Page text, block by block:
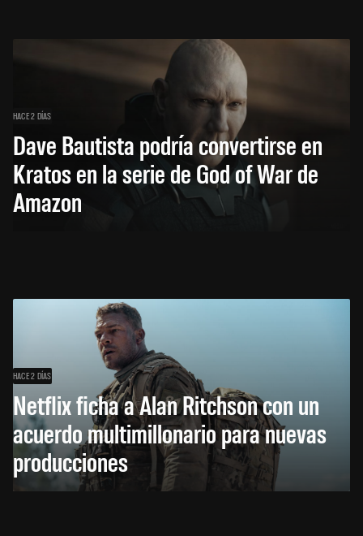
HACE 2 DÍAS
Dave Bautista podría convertirse en
Kratos en la serie de God of War de
Amazon
HACE 2 DÍAS
Netflix ficha a Alan Ritchson con un
acuerdo multimillonario para nuevas
producciones